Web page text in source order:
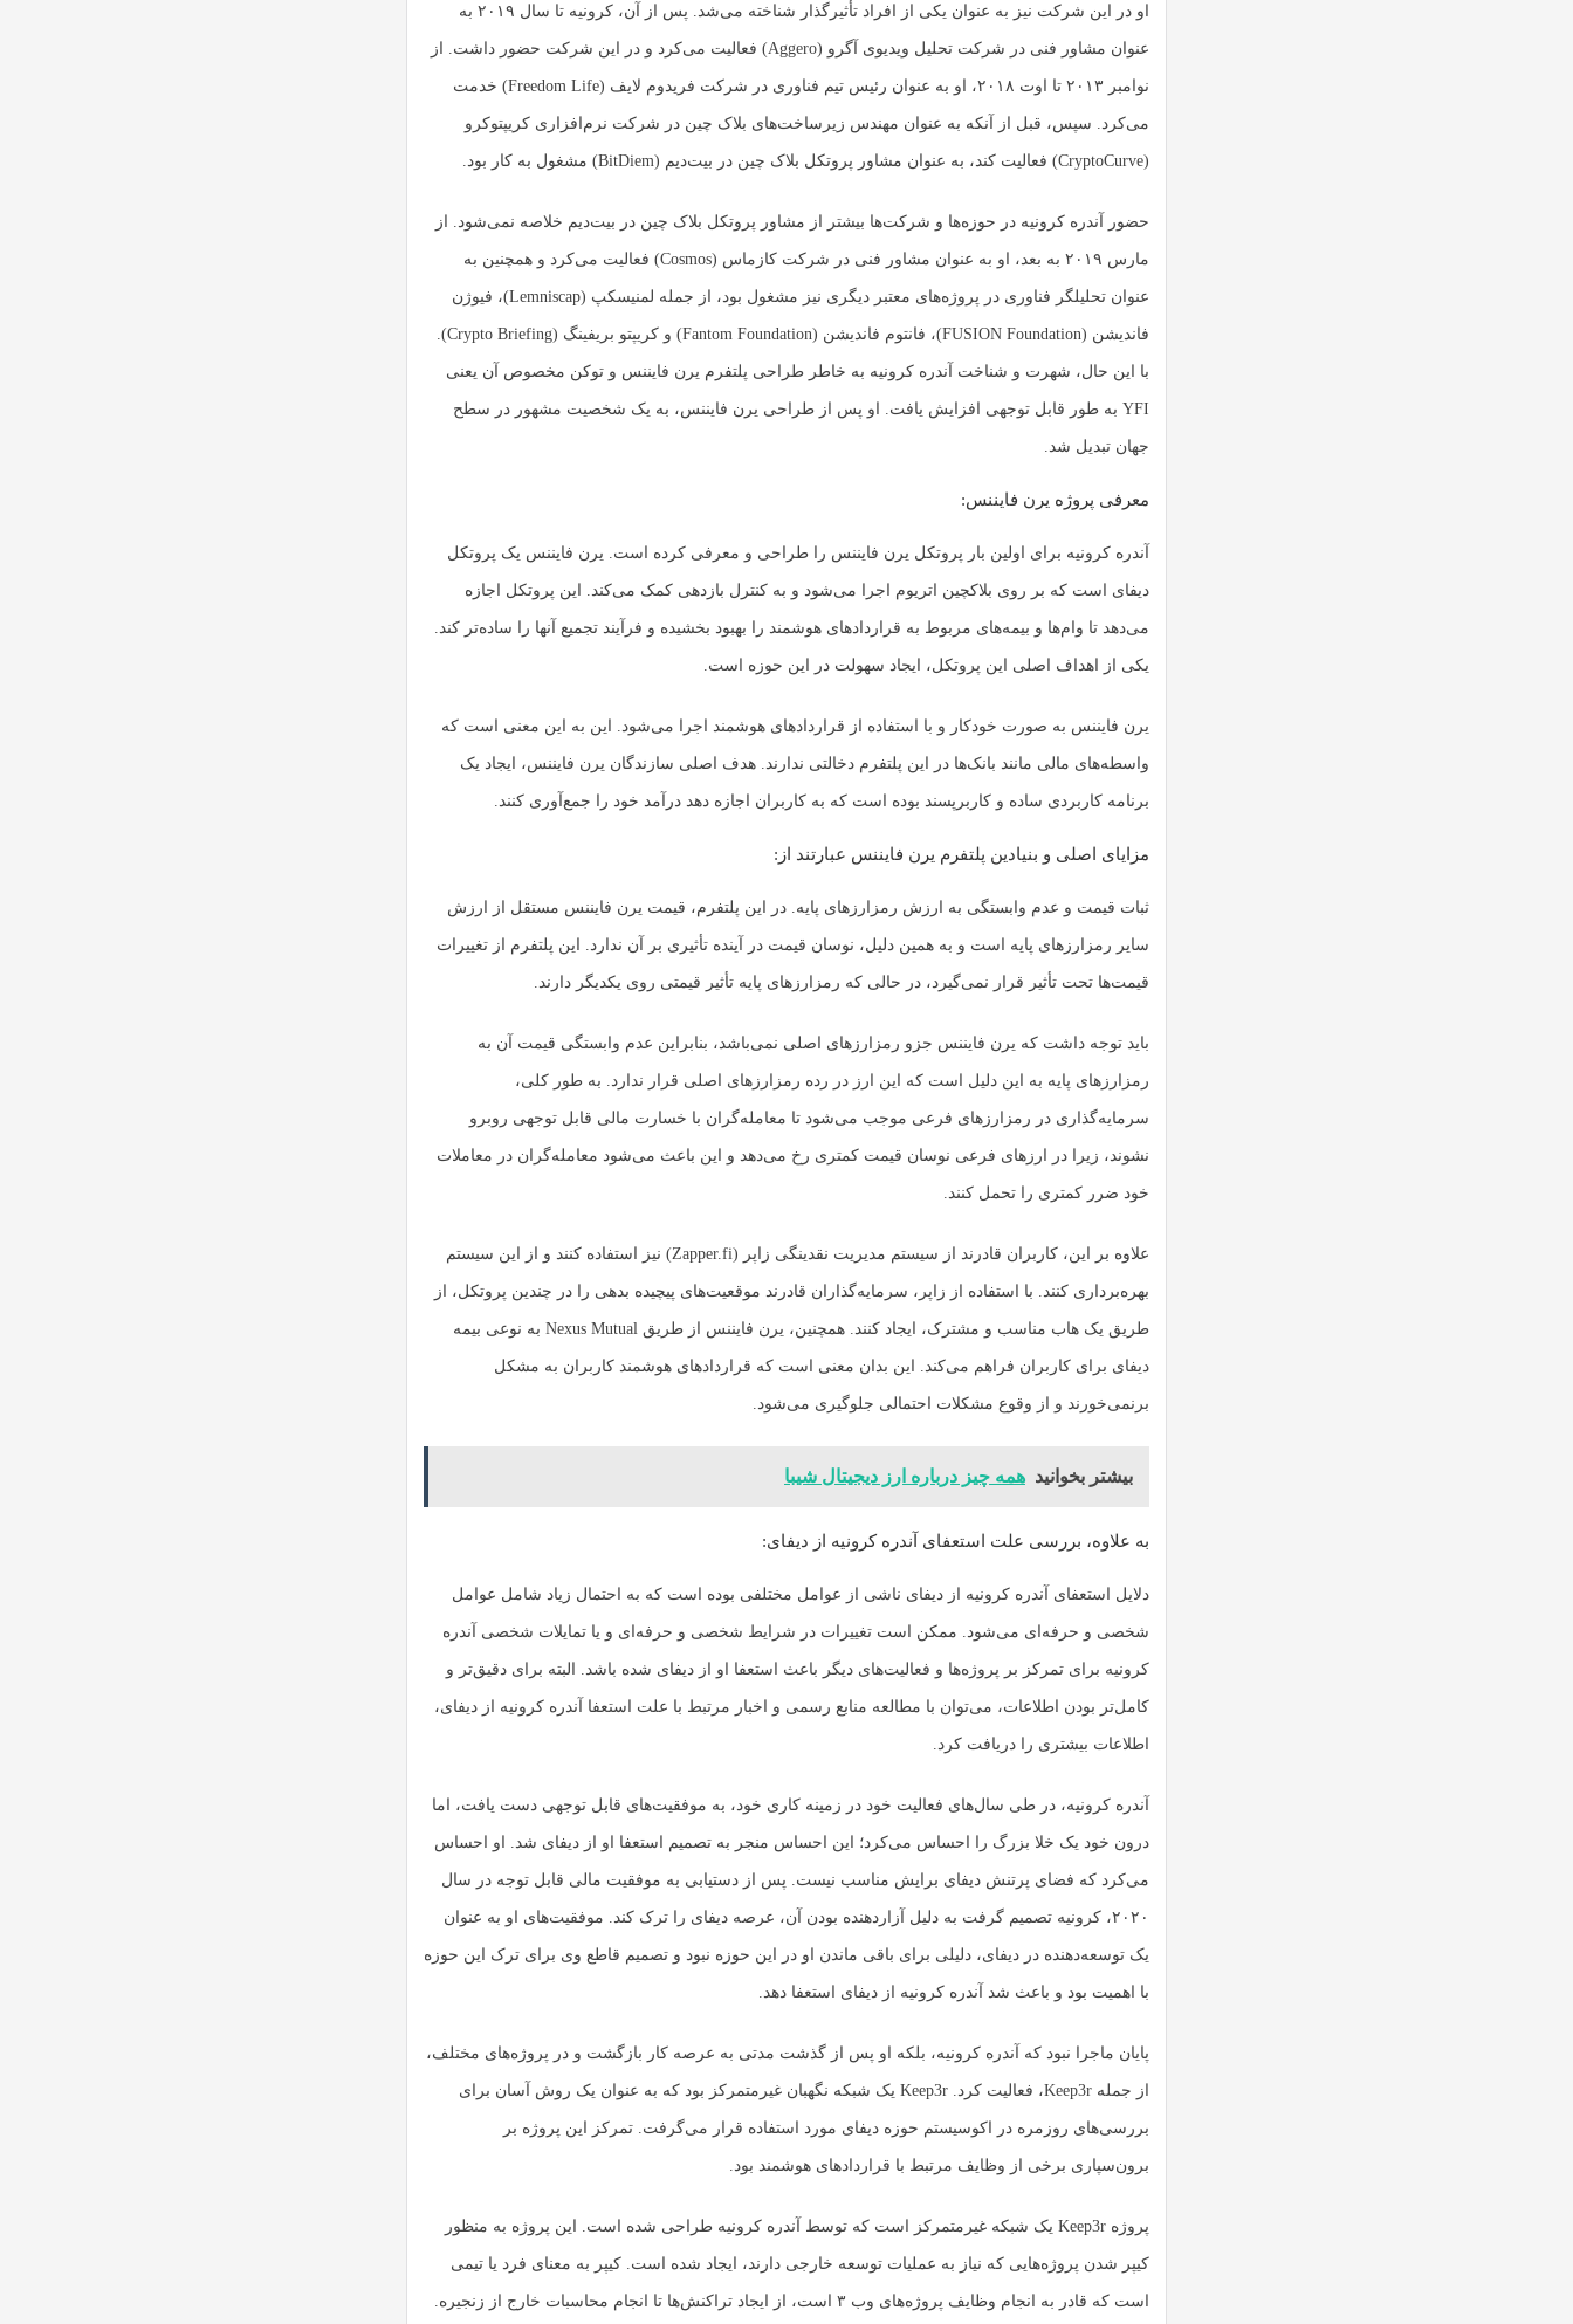
او در این شرکت نیز به عنوان یکی از افراد تأثیرگذار شناخته می‌شد. پس از آن، کرونیه تا سال ۲۰۱۹ به
عنوان مشاور فنی در شرکت تحلیل ویدیوی آگرو (Aggero) فعالیت می‌کرد و در این شرکت حضور داشت. از
نوامبر ۲۰۱۳ تا اوت ۲۰۱۸، او به عنوان رئیس تیم فناوری در شرکت فریدوم لایف (Freedom Life) خدمت
می‌کرد. سپس، قبل از آنکه به عنوان مهندس زیرساخت‌های بلاک چین در شرکت نرم‌افزاری کریپتوکرو
(CryptoCurve) فعالیت کند، به عنوان مشاور پروتکل بلاک چین در بیت‌دیم (BitDiem) مشغول به کار بود.
حضور آندره کرونیه در حوزه‌ها و شرکت‌ها بیشتر از مشاور پروتکل بلاک چین در بیت‌دیم خلاصه نمی‌شود. از
مارس ۲۰۱۹ به بعد، او به عنوان مشاور فنی در شرکت کازماس (Cosmos) فعالیت می‌کرد و همچنین به
عنوان تحلیلگر فناوری در پروژه‌های معتبر دیگری نیز مشغول بود، از جمله لمنیسکپ (Lemniscap)، فیوژن
فاندیشن (FUSION Foundation)، فانتوم فاندیشن (Fantom Foundation) و کریپتو بریفینگ (Crypto Briefing).
با این حال، شهرت و شناخت آندره کرونیه به خاطر طراحی پلتفرم یرن فایننس و توکن مخصوص آن یعنی
YFI به طور قابل توجهی افزایش یافت. او پس از طراحی یرن فایننس، به یک شخصیت مشهور در سطح
جهان تبدیل شد.
معرفی پروژه یرن فایننس:
آندره کرونیه برای اولین بار پروتکل یرن فایننس را طراحی و معرفی کرده است. یرن فایننس یک پروتکل
دیفای است که بر روی بلاکچین اتریوم اجرا می‌شود و به کنترل بازدهی کمک می‌کند. این پروتکل اجازه
می‌دهد تا وام‌ها و بیمه‌های مربوط به قراردادهای هوشمند را بهبود بخشیده و فرآیند تجمیع آنها را ساده‌تر کند.
یکی از اهداف اصلی این پروتکل، ایجاد سهولت در این حوزه است.
یرن فایننس به صورت خودکار و با استفاده از قراردادهای هوشمند اجرا می‌شود. این به این معنی است که
واسطه‌های مالی مانند بانک‌ها در این پلتفرم دخالتی ندارند. هدف اصلی سازندگان یرن فایننس، ایجاد یک
برنامه کاربردی ساده و کاربرپسند بوده است که به کاربران اجازه دهد درآمد خود را جمع‌آوری کنند.
مزایای اصلی و بنیادین پلتفرم یرن فایننس عبارتند از:
ثبات قیمت و عدم وابستگی به ارزش رمزارزهای پایه. در این پلتفرم، قیمت یرن فایننس مستقل از ارزش
سایر رمزارزهای پایه است و به همین دلیل، نوسان قیمت در آینده تأثیری بر آن ندارد. این پلتفرم از تغییرات
قیمت‌ها تحت تأثیر قرار نمی‌گیرد، در حالی که رمزارزهای پایه تأثیر قیمتی روی یکدیگر دارند.
باید توجه داشت که یرن فایننس جزو رمزارزهای اصلی نمی‌باشد، بنابراین عدم وابستگی قیمت آن به
رمزارزهای پایه به این دلیل است که این ارز در رده رمزارزهای اصلی قرار ندارد. به طور کلی،
سرمایه‌گذاری در رمزارزهای فرعی موجب می‌شود تا معامله‌گران با خسارت مالی قابل توجهی روبرو
نشوند، زیرا در ارزهای فرعی نوسان قیمت کمتری رخ می‌دهد و این باعث می‌شود معامله‌گران در معاملات
خود ضرر کمتری را تحمل کنند.
علاوه بر این، کاربران قادرند از سیستم مدیریت نقدینگی زاپر (Zapper.fi) نیز استفاده کنند و از این سیستم
بهره‌برداری کنند. با استفاده از زاپر، سرمایه‌گذاران قادرند موقعیت‌های پیچیده بدهی را در چندین پروتکل، از
طریق یک هاب مناسب و مشترک، ایجاد کنند. همچنین، یرن فایننس از طریق Nexus Mutual به نوعی بیمه
دیفای برای کاربران فراهم می‌کند. این بدان معنی است که قراردادهای هوشمند کاربران به مشکل
برنمی‌خورند و از وقوع مشکلات احتمالی جلوگیری می‌شود.
بیشتر بخوانید همه چیز درباره ارز دیجیتال شیبا
به علاوه، بررسی علت استعفای آندره کرونیه از دیفای:
دلایل استعفای آندره کرونیه از دیفای ناشی از عوامل مختلفی بوده است که به احتمال زیاد شامل عوامل
شخصی و حرفه‌ای می‌شود. ممکن است تغییرات در شرایط شخصی و حرفه‌ای و یا تمایلات شخصی آندره
کرونیه برای تمرکز بر پروژه‌ها و فعالیت‌های دیگر باعث استعفا او از دیفای شده باشد. البته برای دقیق‌تر و
کامل‌تر بودن اطلاعات، می‌توان با مطالعه منابع رسمی و اخبار مرتبط با علت استعفا آندره کرونیه از دیفای،
اطلاعات بیشتری را دریافت کرد.
آندره کرونیه، در طی سال‌های فعالیت خود در زمینه کاری خود، به موفقیت‌های قابل توجهی دست یافت، اما
درون خود یک خلا بزرگ را احساس می‌کرد؛ این احساس منجر به تصمیم استعفا او از دیفای شد. او احساس
می‌کرد که فضای پرتنش دیفای برایش مناسب نیست. پس از دستیابی به موفقیت مالی قابل توجه در سال
۲۰۲۰، کرونیه تصمیم گرفت به دلیل آزاردهنده بودن آن، عرصه دیفای را ترک کند. موفقیت‌های او به عنوان
یک توسعه‌دهنده در دیفای، دلیلی برای باقی ماندن او در این حوزه نبود و تصمیم قاطع وی برای ترک این حوزه
با اهمیت بود و باعث شد آندره کرونیه از دیفای استعفا دهد.
پایان ماجرا نبود که آندره کرونیه، بلکه او پس از گذشت مدتی به عرصه کار بازگشت و در پروژه‌های مختلف،
از جمله Keep3r، فعالیت کرد. Keep3r یک شبکه نگهبان غیرمتمرکز بود که به عنوان یک روش آسان برای
بررسی‌های روزمره در اکوسیستم حوزه دیفای مورد استفاده قرار می‌گرفت. تمرکز این پروژه بر
برون‌سپاری برخی از وظایف مرتبط با قراردادهای هوشمند بود.
پروژه Keep3r یک شبکه غیرمتمرکز است که توسط آندره کرونیه طراحی شده است. این پروژه به منظور
کیپر شدن پروژه‌هایی که نیاز به عملیات توسعه خارجی دارند، ایجاد شده است. کیپر به معنای فرد یا تیمی
است که قادر به انجام وظایف پروژه‌های وب ۳ است، از ایجاد تراکنش‌ها تا انجام محاسبات خارج از زنجیره.